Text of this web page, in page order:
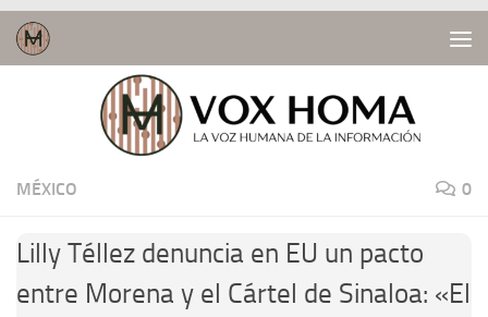
Saltar al contenido
MÉXICO 0
Lilly Téllez denuncia en EU un pacto
entre Morena y el Cártel de Sinaloa: «El